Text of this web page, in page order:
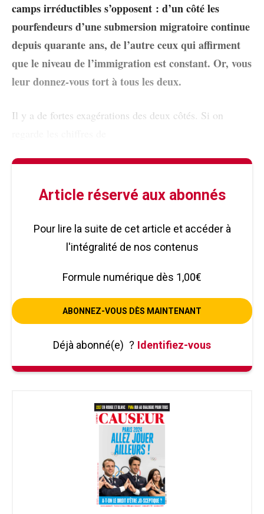
camps irréductibles s’opposent : d’un côté les
pourfendeurs d’une submersion migratoire continue
depuis quarante ans, de l’autre ceux qui affirment
que le niveau de l’immigration est constant. Or, vous
leur donnez-vous tort à tous les deux.
Il y a de fortes exagérations des deux côtés. Si on
Article réservé aux abonnés
Pour lire la suite de cet article et accéder à
l'intégralité de nos contenus
Formule numérique dès 1,00€
ABONNEZ-VOUS DÈS MAINTENANT
Déjà abonné(e) ? Identifiez-vous